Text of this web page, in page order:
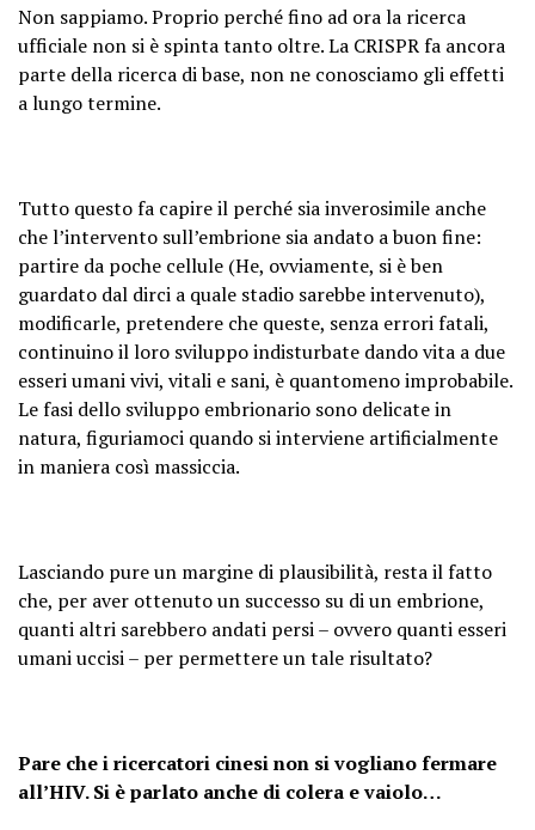
Non sappiamo. Proprio perché fino ad ora la ricerca
ufficiale non si è spinta tanto oltre. La CRISPR fa ancora
parte della ricerca di base, non ne conosciamo gli effetti
a lungo termine.
Tutto questo fa capire il perché sia inverosimile anche
che l’intervento sull’embrione sia andato a buon fine:
partire da poche cellule (He, ovviamente, si è ben
guardato dal dirci a quale stadio sarebbe intervenuto),
modificarle, pretendere che queste, senza errori fatali,
continuino il loro sviluppo indisturbate dando vita a due
esseri umani vivi, vitali e sani, è quantomeno improbabile.
Le fasi dello sviluppo embrionario sono delicate in
natura, figuriamoci quando si interviene artificialmente
in maniera così massiccia.
Lasciando pure un margine di plausibilità, resta il fatto
che, per aver ottenuto un successo su di un embrione,
quanti altri sarebbero andati persi – ovvero quanti esseri
umani uccisi – per permettere un tale risultato?
Pare che i ricercatori cinesi non si vogliano fermare
all’HIV. Si è parlato anche di colera e vaiolo…